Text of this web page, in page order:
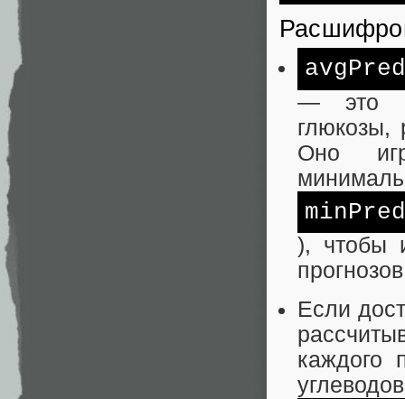
— это
глюкозы,
Оно
), чтобы
Если
каждого